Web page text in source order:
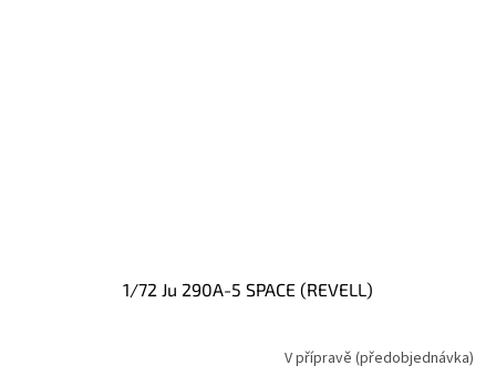
1/72 Ju 290A-5 SPACE (REVELL)
V přípravě (předobjednávka)